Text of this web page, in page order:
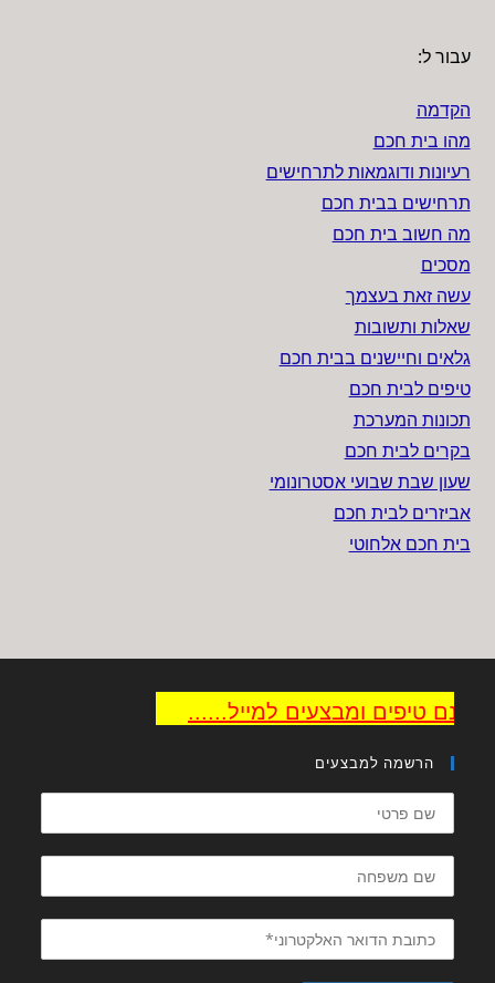
עבור ל:
הקדמה
מהו בית חכם
רעיונות ודוגמאות לתרחישים
תרחישים בבית חכם
מה חשוב בית חכם
מסכים
עשה זאת בעצמך
שאלות ותשובות
גלאים וחיישנים בבית חכם
טיפים לבית חכם
תכונות המערכת
בקרים לבית חכם
שעון שבת שבועי אסטרונומי
אביזרים לבית חכם
בית חכם אלחוטי
טיפים ומבצעים למייל......
הרשמה למבצעים